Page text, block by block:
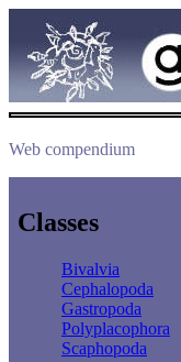
Web compendium
Classes
Bivalvia
Cephalopoda
Gastropoda
Polyplacophora
Scaphopoda